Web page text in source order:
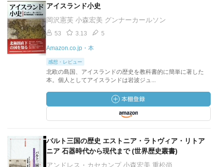
アイスランド小史
岡沢憲芙 小森宏美 グンナーカールソン
53 3.13 5
Amazon.co.jp・本
感想・レビュー
北欧の島国、アイスランドの歴史を教科書的に簡単に著した
本。個人としてアイスランドは岩波ジュ...
バルト三国の歴史 エストニア・ラトヴィア・リトア
ニア 石器時代から現代まで (世界歴史叢書)
アンドレス・カセカンプ 小森宏美 重松尚